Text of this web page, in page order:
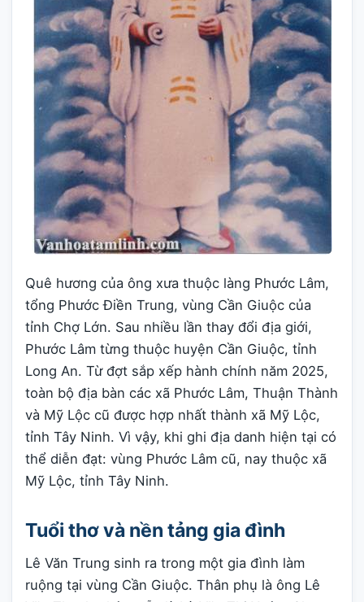
Quê hương của ông xưa thuộc làng Phước Lâm,
tổng Phước Điền Trung, vùng Cần Giuộc của
tỉnh Chợ Lớn. Sau nhiều lần thay đổi địa giới,
Phước Lâm từng thuộc huyện Cần Giuộc, tỉnh
Long An. Từ đợt sắp xếp hành chính năm 2025,
toàn bộ địa bàn các xã Phước Lâm, Thuận Thành
và Mỹ Lộc cũ được hợp nhất thành xã Mỹ Lộc,
tỉnh Tây Ninh. Vì vậy, khi ghi địa danh hiện tại có
thể diễn đạt: vùng Phước Lâm cũ, nay thuộc xã
Mỹ Lộc, tỉnh Tây Ninh.
Tuổi thơ và nền tảng gia đình
Lê Văn Trung sinh ra trong một gia đình làm
ruộng tại vùng Cần Giuộc. Thân phụ là ông Lê